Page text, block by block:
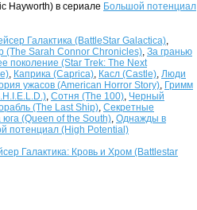
Hayworth) в сериале Большой потенциал
Галактика (BattleStar Galactica),
Sarah Connor Chronicles), За гранью
поколение (Star Trek: The Next
, Каприка (Caprica), Касл (Castle), Люди
ужасов (American Horror Story), Гримм
, Сотня (The 100), Черный
(The Last Ship), Секретные
юга (Queen of the South), Однажды в
потенциал (High Potential)
Галактика: Кровь и Хром (Battlestar